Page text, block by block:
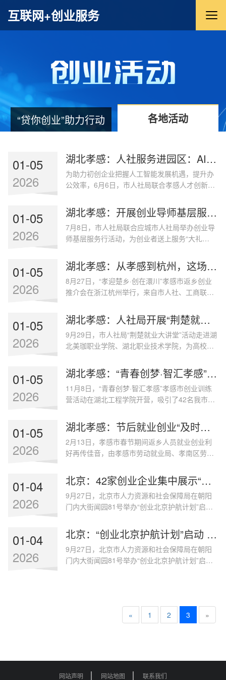
互联网+创业服务
“贷你创业”助力行动 各地活动
01-05
2026
湖北孝感：人社服务进园区：AI赋能初创企业智能化办公
为助力初创企业把握人工智能发展机遇，提升办
公效率，6月6日，市人社局联合孝感人才创新创
企业办公智能化应用与实战知识讲座。本次讲座
特邀湖北工程学院柴松博士主讲，聚焦初创企业
办公痛点，深入解析生成式AI技术，演示
DeepSeek、豆包等工具在文档处理、内容创
盖面，市人社局创新采取“线上直播+线下授课”双
模式，通过“就在孝感”视频
01-05
2026
湖北孝感：开展创业导师基层服务行活动
7月8日，市人社局联合应城市人社局举办创业导
师基层服务行活动，为创业者送上服务“大礼
32份，8家企业现场对接达成合作意向。活动当
天，“创业门诊”吸引众多创业者参与。农业与电
商领域专家组成的导师团，通过“一对一”问诊，
深度分析项目痛点难点，量身定制“创业诊断建议
汤池镇创业者彭娟娟说：“导师给我们想了提升直
播活跃度的好
01-05
2026
湖北孝感：从孝感到杭州，这场推介会让老乡动了心！
8月27日，“孝迎楚乡·创在澴川”孝感市返乡创业
推介会在浙江杭州举行，来自市人社、工商联、
三角地区商会100多名湖北籍和孝感籍企业家代
表吹响返乡创业“集结号”。市人社局代表围绕孝
感市返乡创业“好政策”“暖服务”进行逐一讲解，打
消创业者后顾之忧。同时，孝感高新区、临空区
通便利等特色创业条件。活动还展示了春晖信
息、德泉农业
01-05
2026
湖北孝感：人社局开展“荆楚就业大讲堂”活动
9月29日，市人社局“荆楚就业大讲堂”活动走进湖
北美珈职业学院、湖北职业技术学院，为高校新
湖北美珈职业学院、湖北职业技术学院的就业处
围绕“就业形势分析”“就业教育要点”等开展专题讲
座，帮助高校新生树立正确的生涯发展观、职业
价值观、择业策略观，为他们学习、就业、创业
郑建现场分享就业、创业历程，以亲身经历激发
高校新生专
01-05
2026
湖北孝感：“青春创梦·智汇孝感”创业训练营开营
11月8日，“青春创梦·智汇孝感”孝感市创业训练
营活动在湖北工程学院开营，吸引了42名我市返
业者参加。此次活动为期4天，采取“理论教育+项
目路演+社会实践”三位一体模式，邀请创业专家
聚焦企业经营管理、商业模式、流量运营等主
题，对市场切入、产品设计、运营策略、盈利模
创业场景深度结合，夯实创业基础。在项目路演
环节，通过模拟路演
01-05
2026
湖北孝感：节后就业创业“及时雨”，助力返乡人员逐梦新程
2月13日，孝感市春节期间返乡人员就业创业利
好再传佳音，由孝感市劳动就业局、孝南区劳动
业创业技能培训体验营”活动圆满举办，为返乡人
员送去新春就业创业“及时雨”。春节期间，孝感
市人社局开启“大数据+铁脚板”工作模式，开展“敲
门行动”，对返乡人员进行逐户走访，结合大数据
筛选，40余名有强烈意愿的返乡人员受邀参与此
次体验营活
01-04
2026
北京：42家创业企业集中展示“创业北京”创新成果
9月27日，北京市人力资源和社会保障局在朝阳
门内大街闻园81号举办“创业北京护航计划”启动
主题创业市集活动。市集活动以“创业北京，护航
赋能”为主题，中熵科技等42家企业集中呈现创业
创新项目成果，覆盖人工智能、民俗创新、文创
设计等领域，面向公众免费开放，促进了优秀创
01-04
2026
北京：“创业北京护航计划”启动 开启服务月与主题市集活动
9月27日，北京市人力资源和社会保障局在朝阳
门内大街闻园81号举办“创业北京护航计划”启动
果，覆盖人工智能、民俗创新、文创设计等领
域，面向公众免费开放，促进了优秀创业项目与
« 1 2 3 »
网站声明 网站地图 联系我们